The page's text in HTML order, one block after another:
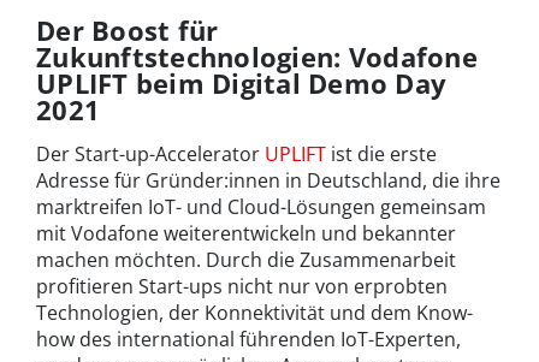
Der Boost für
Zukunftstechnologien: Vodafone
UPLIFT beim Digital Demo Day
2021
Der Start-up-Accelerator UPLIFT ist die erste
Adresse für Gründer:innen in Deutschland, die ihre
marktreifen IoT- und Cloud-Lösungen gemeinsam
mit Vodafone weiterentwickeln und bekannter
machen möchten. Durch die Zusammenarbeit
profitieren Start-ups nicht nur von erprobten
Technologien, der Konnektivität und dem Know-
how des international führenden IoT-Experten,